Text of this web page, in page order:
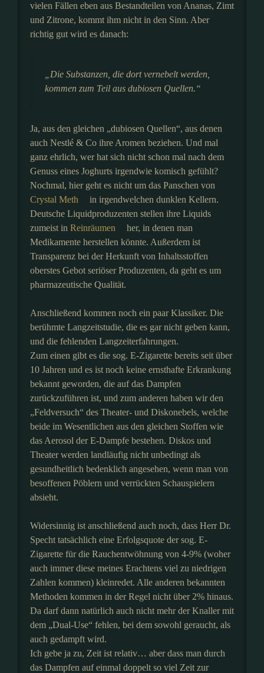
vielen Fällen eben aus Bestandteilen von Ananas, Zimt
und Zitrone, kommt ihm nicht in den Sinn. Aber
richtig gut wird es danach:
„Die Substanzen, die dort vernebelt werden,
kommen zum Teil aus dubiosen Quellen.“
Ja, aus den gleichen „dubiosen Quellen“, aus denen
auch Nestlé & Co ihre Aromen beziehen. Und mal
ganz ehrlich, wer hat sich nicht schon mal nach dem
Genuss eines Joghurts irgendwie komisch gefühlt?
Nochmal, hier geht es nicht um das Panschen von
Crystal Meth
in irgendwelchen dunklen Kellern.
Deutsche Liquidproduzenten stellen ihre Liquids
zumeist in Reinräumen
her, in denen man
Medikamente herstellen könnte. Außerdem ist
Transparenz bei der Herkunft von Inhaltsstoffen
oberstes Gebot seriöser Produzenten, da geht es um
pharmazeutische Qualität.
Anschließend kommen noch ein paar Klassiker. Die
berühmte Langzeitstudie, die es gar nicht geben kann,
und die fehlenden Langzeiterfahrungen.
Zum einen gibt es die sog. E-Zigarette bereits seit über
10 Jahren und es ist noch keine ernsthafte Erkrankung
bekannt geworden, die auf das Dampfen
zurückzuführen ist, und zum anderen haben wir den
„Feldversuch“ des Theater- und Diskonebels, welche
beide im Wesentlichen aus den gleichen Stoffen wie
das Aerosol der E-Dampfe bestehen. Diskos und
Theater werden landläufig nicht unbedingt als
gesundheitlich bedenklich angesehen, wenn man von
besoffenen Pöblern und verrückten Schauspielern
absieht.
Widersinnig ist anschließend auch noch, dass Herr Dr.
Specht tatsächlich eine Erfolgsquote der sog. E-
Zigarette für die Rauchentwöhnung von 4-9% (woher
auch immer diese meines Erachtens viel zu niedrigen
Zahlen kommen) kleinredet. Alle anderen bekannten
Methoden kommen in der Regel nicht über 2% hinaus.
Da darf dann natürlich auch nicht mehr der Knaller mit
dem „Dual-Use“ fehlen, bei dem sowohl geraucht, als
auch gedampft wird.
Ich gebe ja zu, Zeit ist relativ… aber dass man durch
das Dampfen auf einmal doppelt so viel Zeit zur